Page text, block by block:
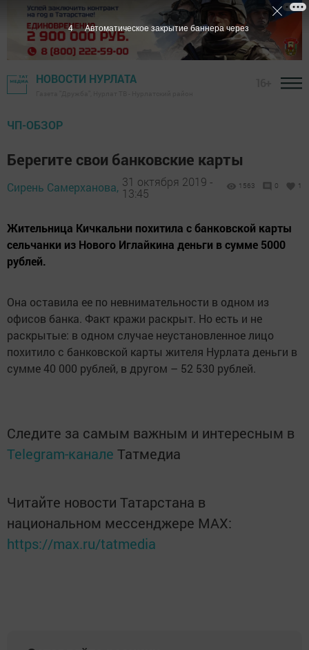
НОВОСТИ НУРЛАТА
ЧП-ОБЗОР
Берегите свои банковские карты
Сирень Самерханова, 31 октября 2019 -
13:45
1563 0 1
Жительница Кичкальни похитила с банковской карты
сельчанки из Нового Иглайкина деньги в сумме 5000
рублей.
Она оставила ее по невнимательности в одном из
офисов банка. Факт кражи раскрыт. Но есть и не
раскрытые: в одном случае неустановленное лицо
похитило с банковской карты жителя Нурлата деньги в
сумме 40 000 рублей, в другом – 52 530 рублей.
Следите за самым важным и интересным в
Telegram-канале Татмедиа
Читайте новости Татарстана в
национальном мессенджере MАХ:
https://max.ru/tatmedia
4 Автоматическое закрытие баннера через